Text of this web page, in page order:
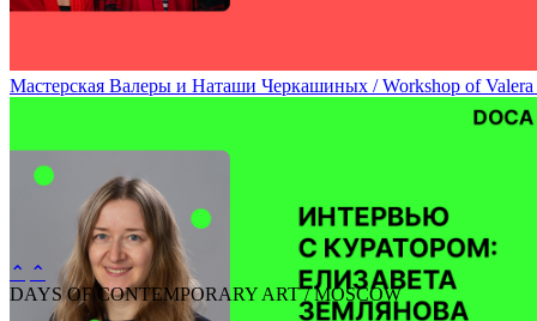
Мастерская Валеры и Наташи Черкашиных / Workshop of Valera
⌃ ⌃
DAYS OF CONTEMPORARY ART / MOSCOW